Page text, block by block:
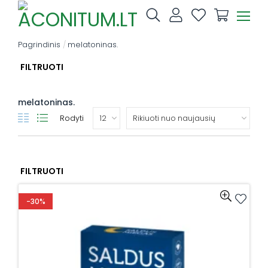
Pagrindinis / melatoninas.
FILTRUOTI
melatoninas.
Rodyti
FILTRUOTI
-30%